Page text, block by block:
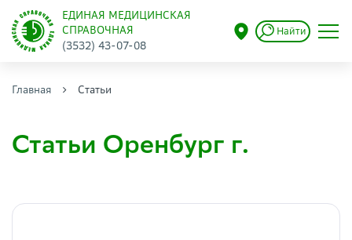
ЕДИНАЯ МЕДИЦИНСКАЯ
СПРАВОЧНАЯ
(3532) 43-07-08
Найти
Главная Статьи
Статьи Оренбург г.